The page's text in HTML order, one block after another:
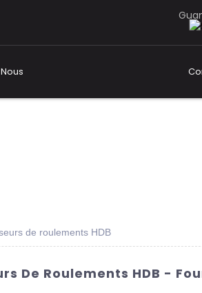
de roulements HDB
De Roulements HDB -